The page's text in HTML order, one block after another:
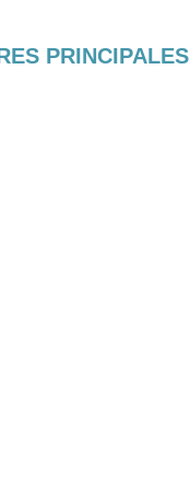
PRINCIPALES